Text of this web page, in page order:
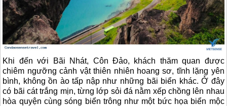
Khi đến với Bãi Nhát, Côn Đảo, khách thăm quan được
chiêm ngưỡng cảnh vật thiên nhiên hoang sơ, tĩnh lặng yên
bình, không ồn ào tấp nập như những bãi biển khác. Ở đây
có bãi cát trắng mịn, từng lớp sỏi đá nằm xếp chồng lên nhau
hòa quyện cùng sóng biển trông như một bức họa biển mộc